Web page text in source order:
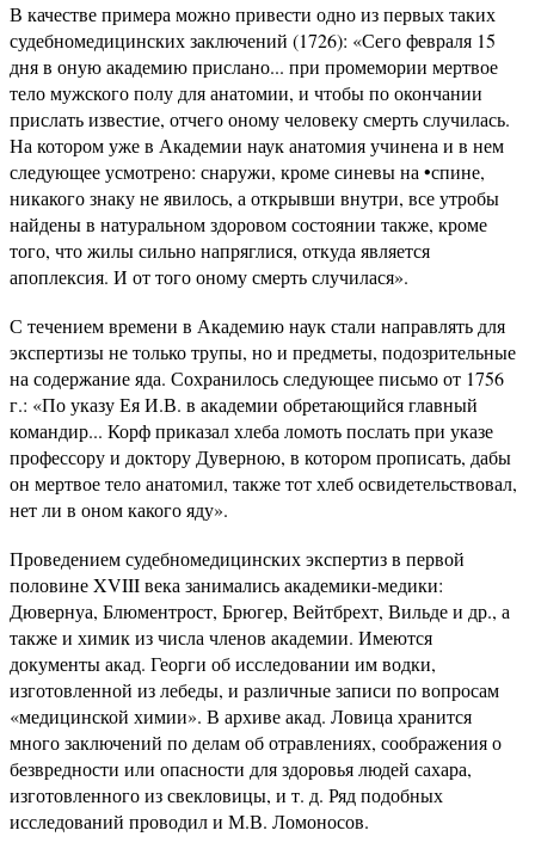
В качестве примера можно привести одно из первых таких
судебномедицинских заключений (1726): «Сего февраля 15
дня в оную академию прислано... при промемории мертвое
тело мужского полу для анатомии, и чтобы по окончании
прислать известие, отчего оному человеку смерть случилась.
На котором уже в Академии наук анатомия учинена и в нем
следующее усмотрено: снаружи, кроме синевы на •спине,
никакого знаку не явилось, а открывши внутри, все утробы
найдены в натуральном здоровом состоянии также, кроме
того, что жилы сильно напряглися, откуда является
апоплексия. И от того оному смерть случилася».
С течением времени в Академию наук стали направлять для
экспертизы не только трупы, но и предметы, подозрительные
на содержание яда. Сохранилось следующее письмо от 1756
г.: «По указу Ея И.В. в академии обретающийся главный
командир... Корф приказал хлеба ломоть послать при указе
профессору и доктору Дуверною, в котором прописать, дабы
он мертвое тело анатомил, также тот хлеб освидетельствовал,
нет ли в оном какого яду».
Проведением судебномедицинских экспертиз в первой
половине XVIII века занимались академики-медики:
Дювернуа, Блюментрост, Брюгер, Вейтбрехт, Вильде и др., а
также и химик из числа членов академии. Имеются
документы акад. Георги об исследовании им водки,
изготовленной из лебеды, и различные записи по вопросам
«медицинской химии». В архиве акад. Ловица хранится
много заключений по делам об отравлениях, соображения о
безвредности или опасности для здоровья людей сахара,
изготовленного из свекловицы, и т. д. Ряд подобных
исследований проводил и М.В. Ломоносов.